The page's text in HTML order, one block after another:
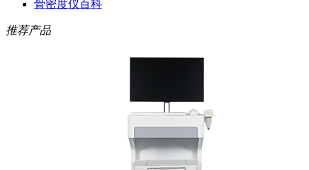
骨密度仪百科
推荐产品